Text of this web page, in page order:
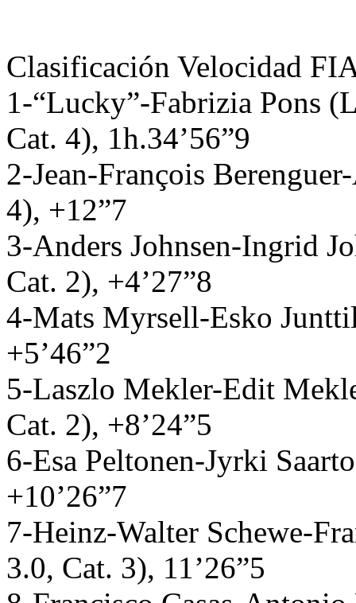
Clasificación Velocidad
1-“Lucky”-Fabrizia Pons
Cat. 4), 1h.34’56”9
2-Jean-François
4), +12”7
3-Anders Johnsen-Ingrid
Cat. 2), +4’27”8
4-Mats Myrsell-Esko
+5’46”2
5-Laszlo Mekler-Edit
Cat. 2), +8’24”5
6-Esa Peltonen-Jyrki
+10’26”7
7-Heinz-Walter Schewe-
3.0, Cat. 3), 11’26”5